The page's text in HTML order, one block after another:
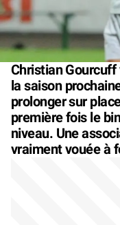
Christian Gourcuff
la saison
prolonger sur
première fois le
niveau. Une
vraiment vouée à